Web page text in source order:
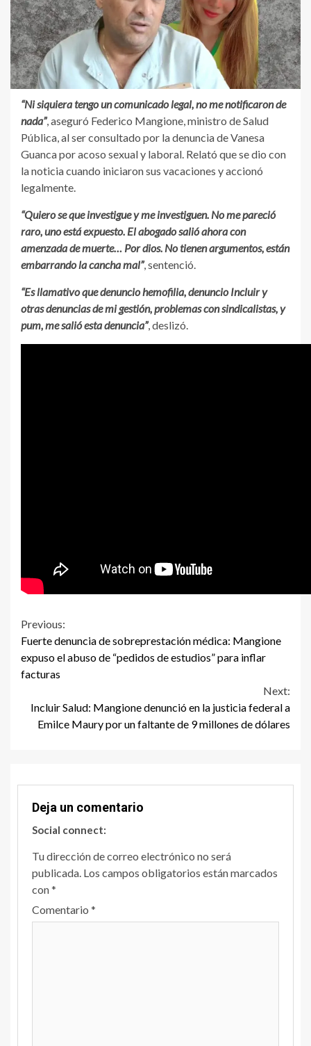
“Ni siquiera tengo un comunicado legal, no me notificaron de
nada”, aseguró Federico Mangione, ministro de Salud
Pública, al ser consultado por la denuncia de Vanesa
Guanca por acoso sexual y laboral. Relató que se dio con
la noticia cuando iniciaron sus vacaciones y accionó
legalmente.
“Quiero se que investigue y me investiguen. No me pareció
raro, uno está expuesto. El abogado salió ahora con
amenzada de muerte… Por dios. No tienen argumentos, están
embarrando la cancha mal”, sentenció.
“Es llamativo que denuncio hemofilia, denuncio Incluir y
otras denuncias de mi gestión, problemas con sindicalistas, y
pum, me salió esta denuncia”, deslizó.
Continue
Reading
Previous:
Fuerte denuncia de sobreprestación médica: Mangione
expuso el abuso de “pedidos de estudios” para inflar
facturas
Next:
Incluir Salud: Mangione denunció en la justicia federal a
Emilce Maury por un faltante de 9 millones de dólares
Deja un comentario
Social connect:
Tu dirección de correo electrónico no será
publicada. Los campos obligatorios están marcados
con*
Comentario *